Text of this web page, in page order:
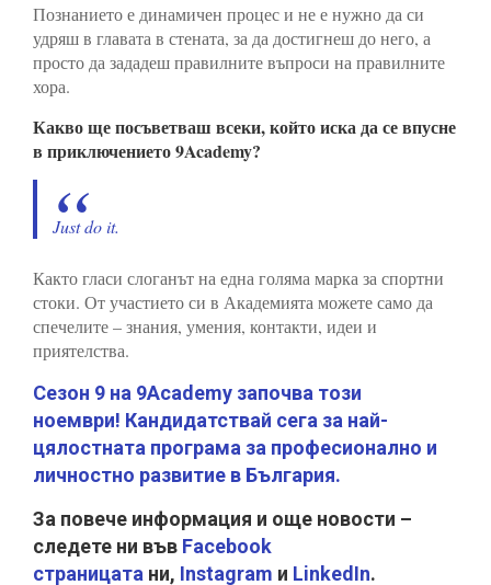
Познанието е динамичен процес и не е нужно да си
удряш в главата в стената, за да достигнеш до него, а
просто да зададеш правилните въпроси на правилните
хора.
Какво ще посъветваш всеки, който иска да се впусне
в приключението 9Academy?
Just do it.
Както гласи слоганът на една голяма марка за спортни
стоки. От участието си в Академията можете само да
спечелите – знания, умения, контакти, идеи и
приятелства.
Сезон 9 на 9Academy започва този
ноември! Кандидатствай сега за най-
цялостната програма за професионално и
личностно развитие в България.
За повече информация и още новости –
следете ни във Facebook
страницата ни, Instagram и LinkedIn.